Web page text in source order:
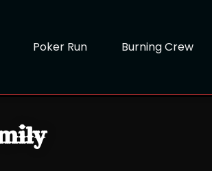
Poker Run Burning Crew